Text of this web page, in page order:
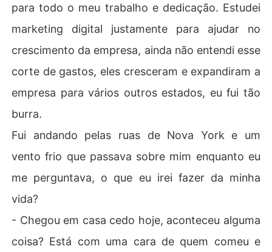
para todo o meu trabalho e dedicação. Estudei
marketing digital justamente para ajudar no
crescimento da empresa, ainda não entendi esse
corte de gastos, eles cresceram e expandiram a
empresa para vários outros estados, eu fui tão
burra.
Fui andando pelas ruas de Nova York e um
vento frio que passava sobre mim enquanto eu
me perguntava, o que eu irei fazer da minha
vida?
- Chegou em casa cedo hoje, aconteceu alguma
coisa? Está com uma cara de quem comeu e